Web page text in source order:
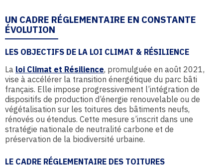
UN CADRE RÉGLEMENTAIRE EN CONSTANTE
ÉVOLUTION
LES OBJECTIFS DE LA LOI CLIMAT & RÉSILIENCE
La loi Climat et Résilience, promulguée en août 2021,
vise à accélérer la transition énergétique du parc bâti
français. Elle impose progressivement l’intégration de
dispositifs de production d’énergie renouvelable ou de
végétalisation sur les toitures des bâtiments neufs,
rénovés ou étendus. Cette mesure s’inscrit dans une
stratégie nationale de neutralité carbone et de
préservation de la biodiversité urbaine.
LE CADRE RÉGLEMENTAIRE DES TOITURES